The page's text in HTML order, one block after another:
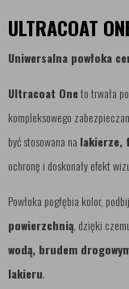
ULTRACOAT
Uniwersalna powłoka
Ultracoat Oneto trwała
kompleksowego
być stosowana na lakierze,
ochronę i doskonały efekt
Powłoka pogłębia kolor,
powierzchnią , dzięki
wodą, brudem
lakieru.